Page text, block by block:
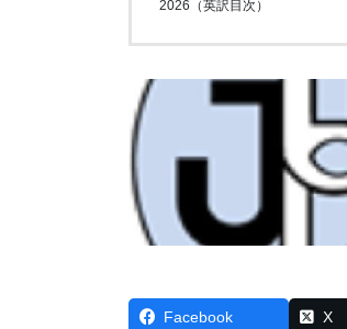
2026（英訳目次）
Facebook X